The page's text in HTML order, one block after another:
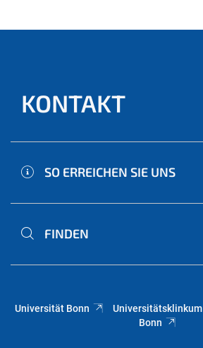
KONTAKT
SO ERREICHEN SIE UNS
FINDEN
Universität Bonn
Universitätsklinkum
Bonn